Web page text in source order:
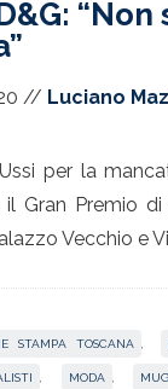
“Non
// Luciano
per la
Gran Premio
Vecchio e
STAMPA TOSCANA
MODA